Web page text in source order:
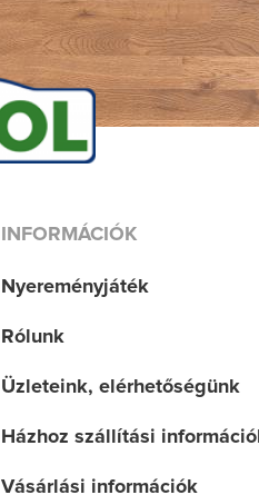
INFORMÁCIÓK
Nyereményjáték
Rólunk
Üzleteink, elérhetőségünk
Házhoz szállítási
Vásárlási információk